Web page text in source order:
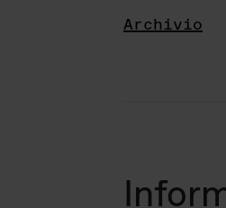
Archivio